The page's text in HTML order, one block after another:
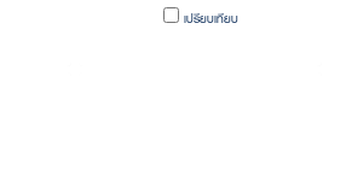
ช่วยลดแรง
เปรียบเทียบ